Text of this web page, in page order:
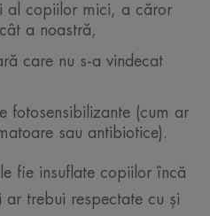
al copiilor mici, a căror
a noastră,
care nu s-a vindecat
fotosensibilizante (cum ar
sau antibiotice).
fie insuflate copiilor încă
trebui respectate cu și